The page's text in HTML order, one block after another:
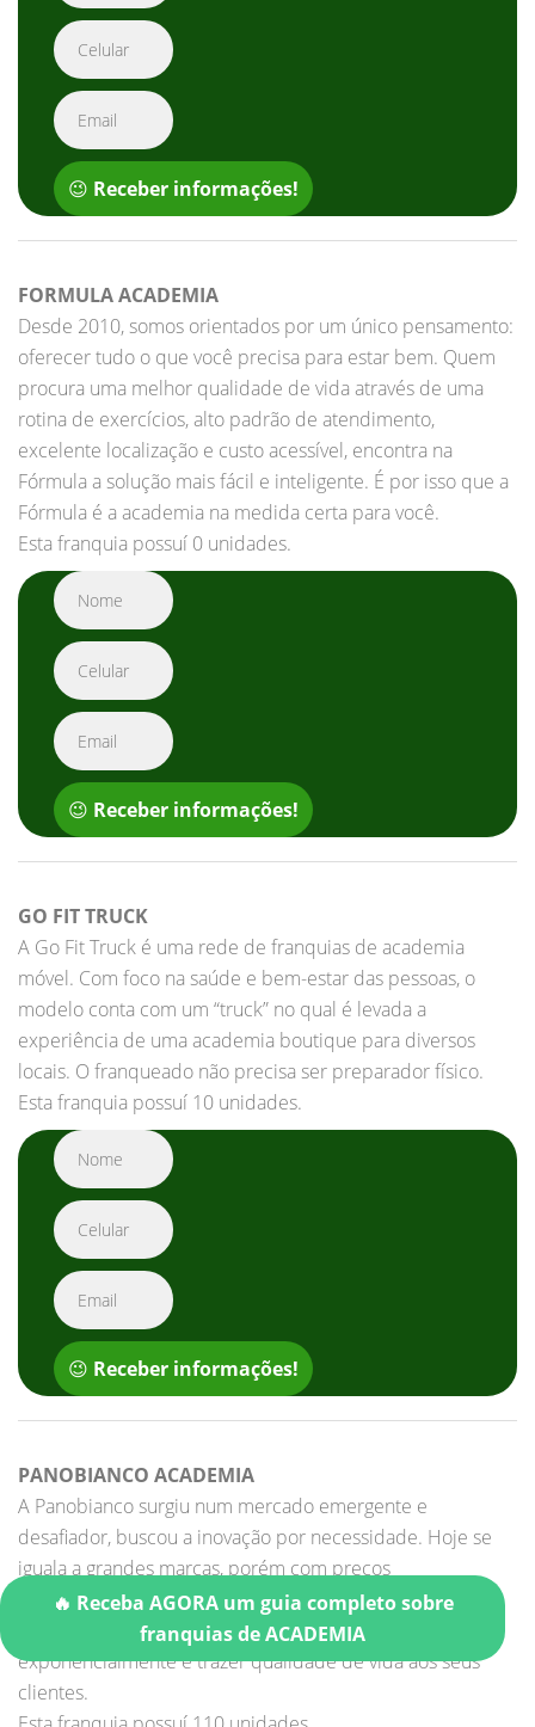
😉 Receber informações!
FORMULA ACADEMIA
Desde 2010, somos orientados por um único pensamento:
oferecer tudo o que você precisa para estar bem. Quem
procura uma melhor qualidade de vida através de uma
rotina de exercícios, alto padrão de atendimento,
excelente localização e custo acessível, encontra na
Fórmula a solução mais fácil e inteligente. É por isso que a
Fórmula é a academia na medida certa para você.
Esta franquia possuí 0 unidades.
😉 Receber informações!
GO FIT TRUCK
A Go Fit Truck é uma rede de franquias de academia
móvel. Com foco na saúde e bem-estar das pessoas, o
modelo conta com um “truck” no qual é levada a
experiência de uma academia boutique para diversos
locais. O franqueado não precisa ser preparador físico.
Esta franquia possuí 10 unidades.
😉 Receber informações!
PANOBIANCO ACADEMIA
A Panobianco surgiu num mercado emergente e
desafiador, buscou a inovação por necessidade. Hoje se
iguala a grandes marcas, porém com preços
acessíveis.Sendo altamente inovadora e resiliente, a
Panobianco tem todos os ingredientes para expandir
exponencialmente e trazer qualidade de vida aos seus
clientes.
🔥 Receba AGORA um guia completo sobre
franquias de ACADEMIA